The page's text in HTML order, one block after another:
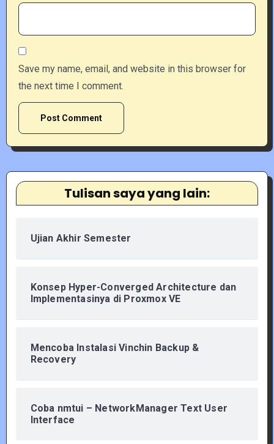
Save my name, email, and website in this browser for
the next time I comment.
Tulisan saya yang lain:
Ujian Akhir Semester
Konsep Hyper-Converged Architecture dan
Implementasinya di Proxmox VE
Mencoba Instalasi Vinchin Backup &
Recovery
Coba nmtui – NetworkManager Text User
Interface